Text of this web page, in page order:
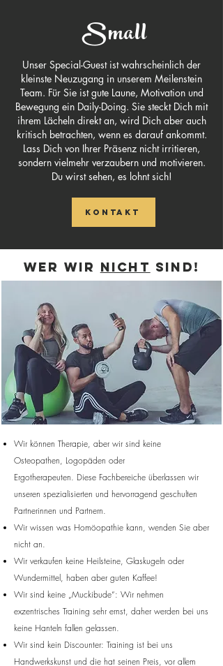
Small
​Unser Special-Guest ist wahrscheinlich der
kleinste Neuzugang in unserem Meilenstein
Team. Für Sie ist gute Laune, Motivation und
Bewegung ein Daily-Doing. Sie steckt Dich mit
ihrem Lächeln direkt an, wird Dich aber auch
kritisch betrachten, wenn es darauf ankommt.
Lass Dich von Ihrer Präsenz nicht irritieren,
sondern vielmehr verzaubern und motivieren.
Du wirst sehen, es lohnt sich!
Kontakt
Wer Wir nicht sind!
Wir können Therapie, aber wir sind keine
Osteopathen, Logopäden oder
Ergotherapeuten. Diese Fachbereiche überlassen wir
unseren spezialisierten und hervorragend geschulten
Partnerinnen und Partnern.
Wir wissen was Homöopathie kann, wenden Sie aber
nicht an.
Wir verkaufen keine Heilsteine, Glaskugeln oder
Wundermittel, haben aber guten Kaffee!
Wir sind keine „Muckibude“: Wir nehmen
exzentrisches Training sehr ernst, daher werden bei uns
keine Hanteln fallen gelassen.
Wir sind kein Discounter: Training ist bei uns
Handwerkskunst und die hat seinen Preis, vor allem